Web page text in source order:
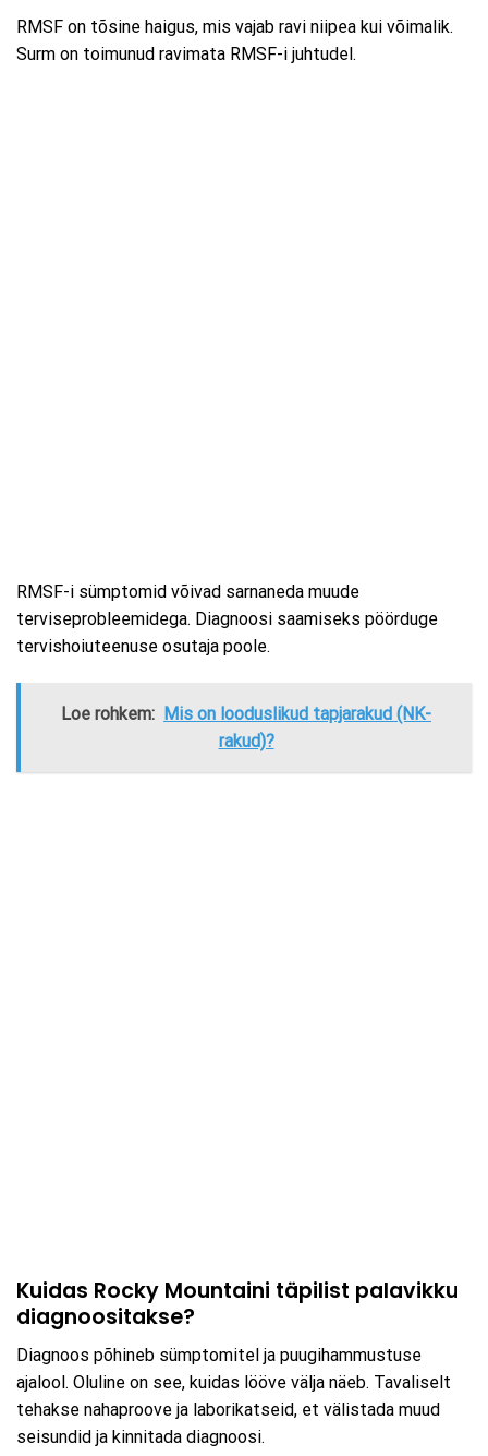
RMSF on tõsine haigus, mis vajab ravi niipea kui võimalik.
Surm on toimunud ravimata RMSF-i juhtudel.
RMSF-i sümptomid võivad sarnaneda muude
terviseprobleemidega. Diagnoosi saamiseks pöörduge
tervishoiuteenuse osutaja poole.
Loe rohkem: Mis on looduslikud tapjarakud (NK-
rakud)?
Kuidas Rocky Mountaini täpilist palavikku
diagnoositakse?
Diagnoos põhineb sümptomitel ja puugihammustuse
ajalool. Oluline on see, kuidas lööve välja näeb. Tavaliselt
tehakse nahaproove ja laborikatseid, et välistada muud
seisundid ja kinnitada diagnoosi.